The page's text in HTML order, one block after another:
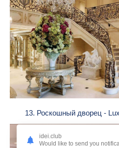
13. Роскошный дворец -
idei.club
Would like to send you